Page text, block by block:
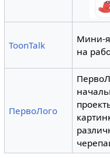
ToonTalk
Мини-
на
ПервоЛого